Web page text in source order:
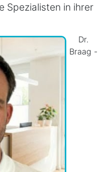
Spezialisten in ihrer
Dr.
Braag -